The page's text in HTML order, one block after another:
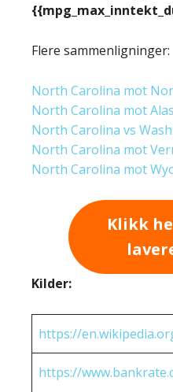
Flere sammenligninger:
North Carolina mot
North Carolina mot
North Carolina vs
North Carolina mot
North Carolina mot
Klikk
Kilder:
https://
https://